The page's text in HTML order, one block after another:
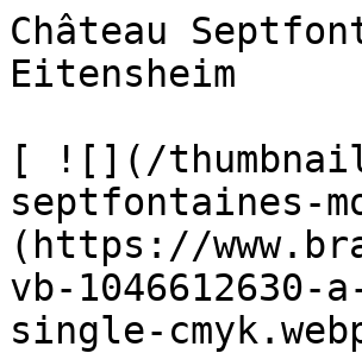
Château
Eitensheim
[ ![](/
septfontaines-
(https://
vb-
single-